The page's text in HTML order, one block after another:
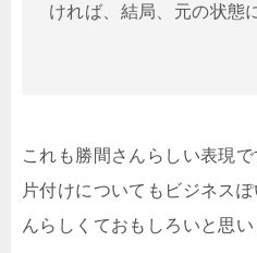
ければ、結局、元の状態
これも勝間さんらしい表現で
片付けについてもビジネス
んらしくておもしろいと思い